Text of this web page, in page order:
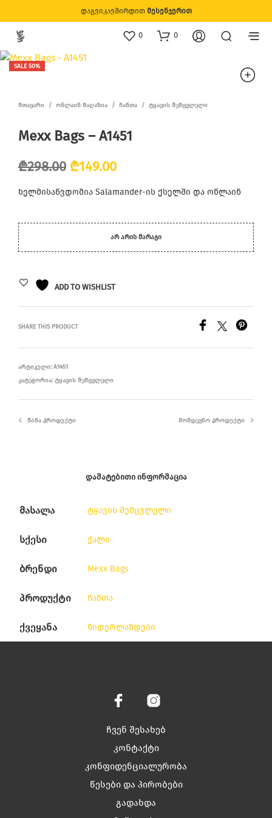
დაგვიკავშირდით მესენჯერით
0 0
SALE 50%
ᲛᲗᲐᲕᲐᲠᲘ / ᲝᲜᲚᲐᲘᲜ ᲛᲐᲦᲐᲖᲘᲐ / ᲩᲐᲜᲗᲐ / ᲢᲧᲐᲕᲘᲡ ᲨᲔᲛᲪᲕᲚᲔᲚᲘ
Mexx Bags – A1451
₾298.00 Original
price
₾298.00.
₾149.00Current
price
₾149.00.
ხელმისაწვდომია Salamander-ის ქსელში და ონლაინ
ᲐᲠ ᲐᲠᲘᲡ ᲛᲐᲠᲐᲒᲘ
ADD TO WISHLIST
SHARE THIS PRODUCT
ᲐᲠᲢᲘᲙᲣᲚᲘ: A1451
ᲙᲐᲢᲔᲒᲝᲠᲘᲐ: ᲢᲧᲐᲕᲘᲡ ᲨᲔᲛᲪᲕᲚᲔᲚᲘ
ᲬᲘᲜᲐ ᲞᲠᲝᲓᲣᲥᲢᲘ ᲛᲝᲛᲓᲔᲕᲜᲝ ᲞᲠᲝᲓᲣᲥᲢᲘ
ᲓᲐᲛᲐᲢᲔᲑᲘᲗᲘ ᲘᲜᲤᲝᲠᲛᲐᲪᲘᲐ
მასალა ტყავის შემცვლელი
სქესი ქალი
ბრენდი Mexx Bags
პროდუქტი ჩანთა
ქვეყანა ნიდერლანდები
ჩვენ შესახებ
კონტაქტი
კონფიდენციალურობა
წესები და პირობები
გადახდა